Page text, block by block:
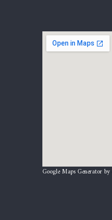
Google Maps Generator by